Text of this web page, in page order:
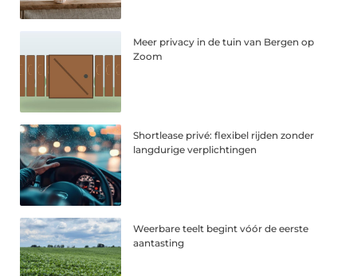
Meer privacy in de tuin van Bergen op
Zoom
Shortlease privé: flexibel rijden zonder
langdurige verplichtingen
Weerbare teelt begint vóór de eerste
aantasting